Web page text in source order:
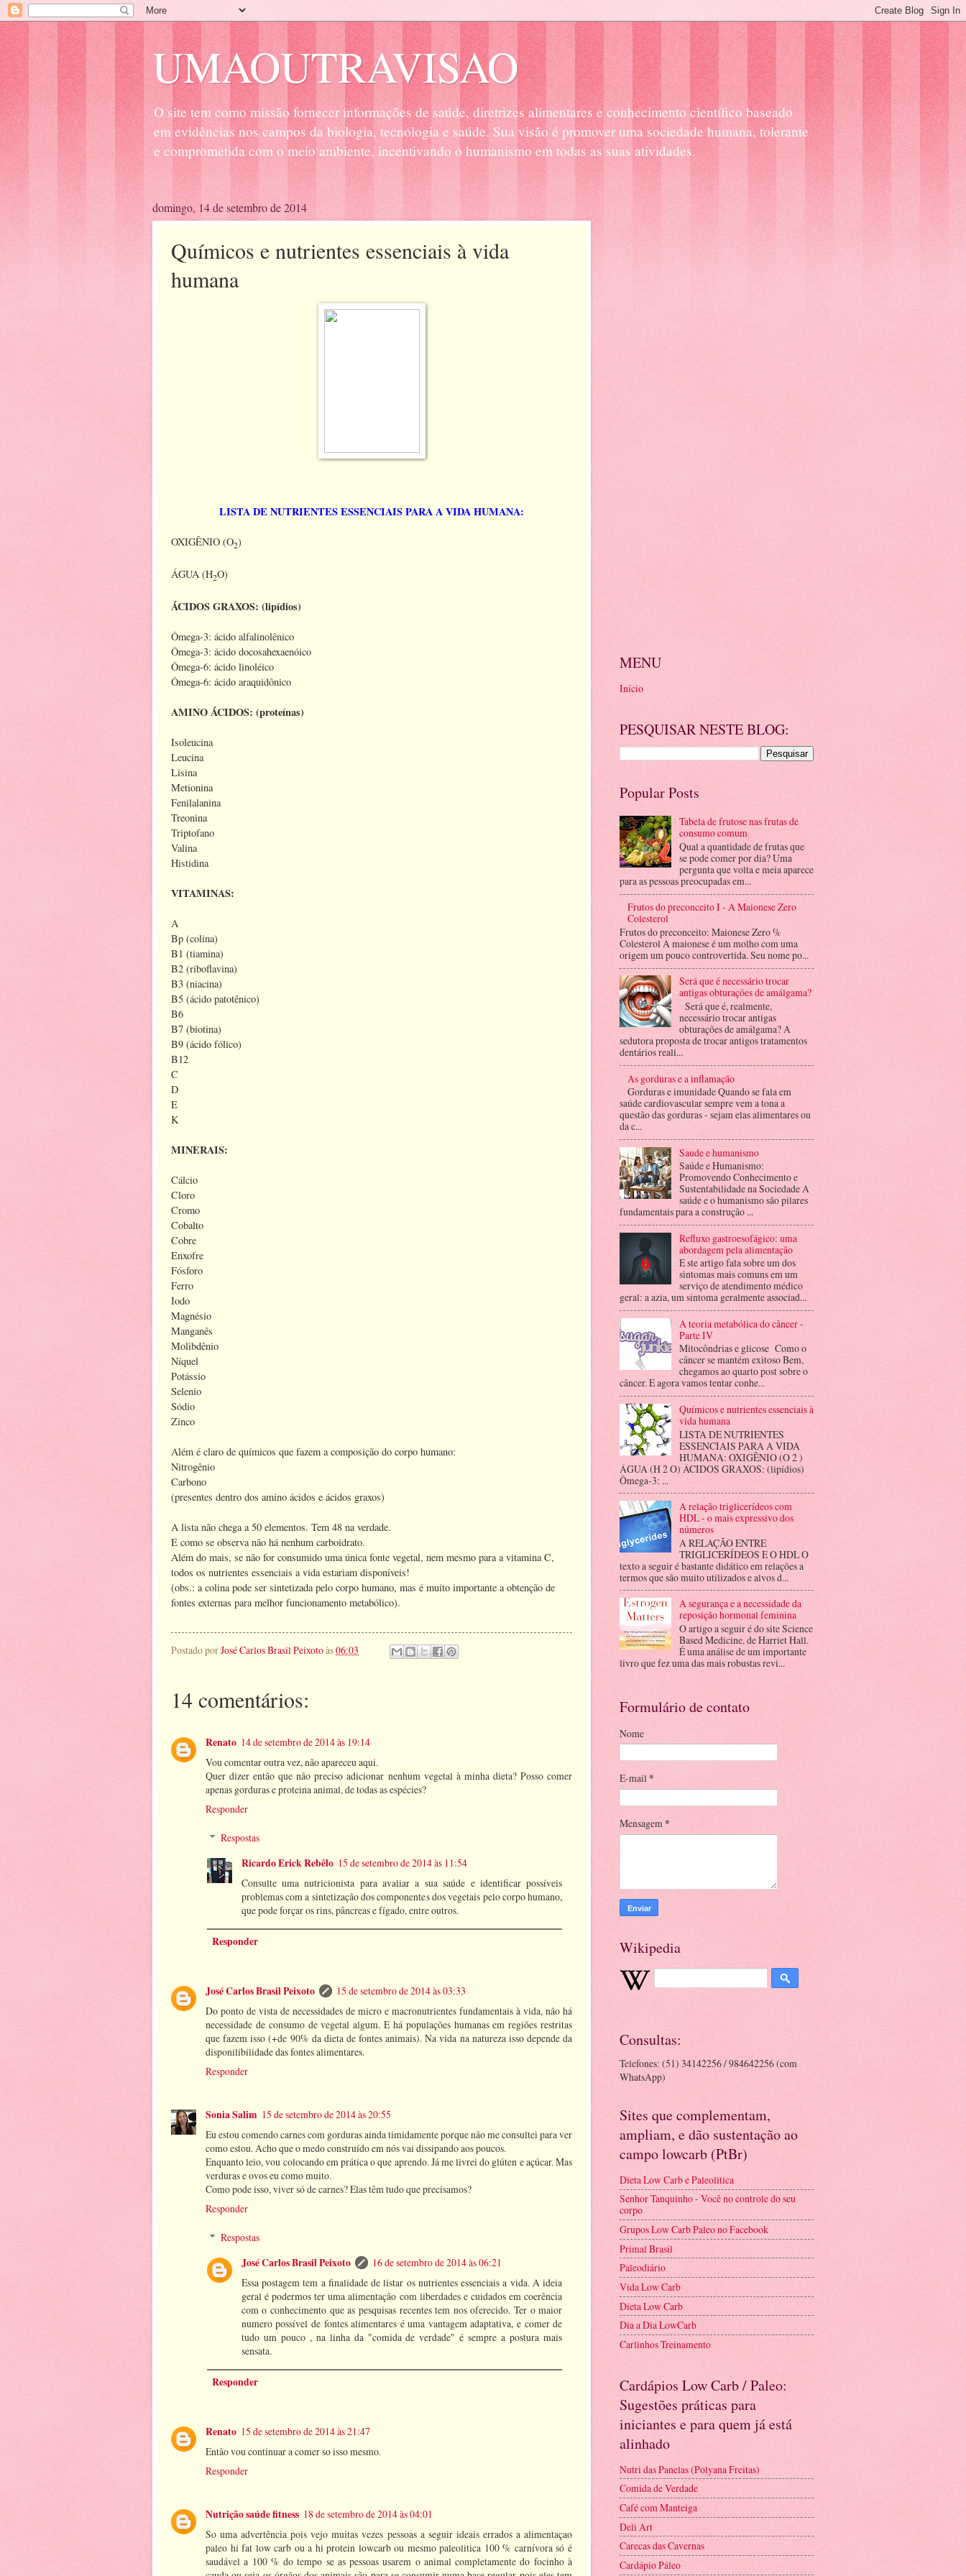
UMAOUTRAVISAO
O site tem como missão fornecer informações de saúde, diretrizes alimentares e conhecimento científico baseado
em evidências nos campos da biologia, tecnologia e saúde. Sua visão é promover uma sociedade humana, tolerante
e comprometida com o meio ambiente, incentivando o humanismo em todas as suas atividades.
domingo, 14 de setembro de 2014
Químicos e nutrientes essenciais à vida
humana
LISTA DE NUTRIENTES ESSENCIAIS PARA A VIDA HUMANA:
OXIGÊNIO (O2)
ÁGUA (H2O)
ÁCIDOS GRAXOS: (lipídios)
Ômega-3: ácido alfalinolênico
Ômega-3: ácido docosahexaenóico
Ômega-6: ácido linoléico
Ômega-6: ácido araquidônico
AMINO ÁCIDOS: (proteínas)
Isoleucina
Leucina
Lisina
Metionina
Fenilalanina
Treonina
Triptofano
Valina
Histidina
VITAMINAS:
A
Bp (colina)
B1 (tiamina)
B2 (riboflavina)
B3 (niacina)
B5 (ácido patotênico)
B6
B7 (biotina)
B9 (ácido fólico)
B12
C
D
E
K
MINERAIS:
Cálcio
Cloro
Cromo
Cobalto
Cobre
Enxofre
Fósforo
Ferro
Iodo
Magnésio
Manganês
Molibdênio
Níquel
Potássio
Selenio
Sódio
Zinco
Além é claro de químicos que fazem a composição do corpo humano:
Nitrogênio
Carbono
(presentes dentro dos amino ácidos e ácidos graxos)
A lista não chega a 50 elementos. Tem 48 na verdade.
E como se observa não há nenhum carboidrato.
Além do mais, se não for consumido uma única fonte vegetal, nem mesmo para a vitamina C,
todos os nutrientes essenciais a vida estariam disponíveis!
(obs.: a colina pode ser sintetizada pelo corpo humano, mas é muito importante a obtenção de
fontes externas para melhor funcionamento metabólico).
Postado porJosé Carlos Brasil Peixotoàs06:03
14 comentários:
Renato 14 de setembro de 2014 às 19:14
Vou comentar outra vez, não apareceu aqui.
Quer dizer então que não preciso adicionar nenhum vegetal à minha dieta? Posso comer
apenas gorduras e proteina animal, de todas as espécies?
Responder
Respostas
Ricardo Erick Rebêlo 15 de setembro de 2014 às 11:54
Consulte uma nutricionista para avaliar a sua saúde e identificar possíveis
problemas com a sintetização dos componentes dos vegetais pelo corpo humano,
que pode forçar os rins, pâncreas e fígado, entre outros.
Responder
José Carlos Brasil Peixoto
15 de setembro de 2014 às 03:33
Do ponto de vista de necessidades de micro e macronutrientes fundamentais à vida, não há
necessidade de consumo de vegetal algum. E há populações humanas em regiões restritas
que fazem isso (+de 90% da dieta de fontes animais). Na vida na natureza isso depende da
disponilibilidade das fontes alimentares.
Responder
Sonia Salim 15 de setembro de 2014 às 20:55
Eu estou comendo carnes com gorduras ainda timidamente porque não me consultei para ver
como estou. Acho que o medo construído em nós vai dissipando aos poucos.
Enquanto leio, vou colocando em prática o que aprendo. Já me livrei do glúten e açúcar. Mas
verduras e ovos eu como muito.
Como pode isso, viver só de carnes? Elas têm tudo que precisamos?
Responder
Respostas
José Carlos Brasil Peixoto
16 de setembro de 2014 às 06:21
Essa postagem tem a finalidade de listar os nutrientes essenciais a vida. A ideia
geral é podermos ter uma alimentação com liberdades e cuidados em coerência
com o conhecimento que as pesquisas recentes tem nos oferecido. Ter o maior
numero possível de fontes alimentares é uma vantagem adaptativa, e comer de
tudo um pouco , na linha da "comida de verdade" é sempre a postura mais
sensata.
Responder
Renato 15 de setembro de 2014 às 21:47
Então vou continuar a comer so isso mesmo.
Responder
Nutrição saúde fitness 18 de setembro de 2014 às 04:01
So uma advertência pois vejo muitas vezes pessoas a seguir ideais errados a alimentaçao
paleo hi fat low carb ou a hi protein lowcarb ou mesmo paleolitica 100 % carnívora só é
saudável a 100 % do tempo se as pessoas usarem o animal completamente do focinho à
MENU
Início
PESQUISAR NESTE BLOG:
Popular Posts
Tabela de frutose nas frutas de
consumo comum
Qual a quantidade de frutas que
se pode comer por dia? Uma
pergunta que volta e meia aparece
para as pessoas preocupadas em...
Frutos do preconceito I - A Maionese Zero
Colesterol
Frutos do preconceito: Maionese Zero %
Colesterol A maionese é um molho com uma
origem um pouco controvertida. Seu nome po...
Será que é necessário trocar
antigas obturações de amálgama?
Será que é, realmente,
necessário trocar antigas
obturações de amálgama? A
sedutora proposta de trocar antigos tratamentos
dentários reali...
As gorduras e a inflamação
Gorduras e imunidade Quando se fala em
saúde cardiovascular sempre vem a tona a
questão das gorduras - sejam elas alimentares ou
da c...
Saude e humanismo
Saúde e Humanismo:
Promovendo Conhecimento e
Sustentabilidade na Sociedade A
saúde e o humanismo são pilares
fundamentais para a construção ...
Refluxo gastroesofágico: uma
abordagem pela alimentação
E ste artigo fala sobre um dos
sintomas mais comuns em um
serviço de atendimento médico
geral: a azia, um sintoma geralmente associad...
A teoria metabólica do câncer -
Parte IV
Mitocôndrias e glicose Como o
câncer se mantém exitoso Bem,
chegamos ao quarto post sobre o
câncer. E agora vamos tentar conhe...
Químicos e nutrientes essenciais à
vida humana
LISTA DE NUTRIENTES
ESSENCIAIS PARA A VIDA
HUMANA: OXIGÊNIO (O 2 )
ÁGUA (H 2 O) ÁCIDOS GRAXOS: (lipídios)
Ômega-3: ...
A relação triglicerídeos com
HDL - o mais expressivo dos
números
A RELAÇÃO ENTRE
TRIGLICERÍDEOS E O HDL O
texto a seguir é bastante didático em relações a
termos que são muito utilizados e alvos d...
A segurança e a necessidade da
reposição hormonal feminina
O artigo a seguir é do site Science
Based Medicine, de Harriet Hall.
É uma análise de um importante
livro que fez uma das mais robustas revi...
Formulário de contato
Nome
E-mail *
Mensagem *
Wikipedia
Consultas:
Telefones: (51) 34142256 / 984642256 (com
WhatsApp)
Sites que complementam,
ampliam, e dão sustentação ao
campo lowcarb (PtBr)
Dieta Low Carb e Paleolitica
Senhor Tanquinho - Você no controle do seu
corpo
Grupos Low Carb Paleo no Facebook
Primal Brasil
Paleodiário
Vida Low Carb
Dieta Low Carb
Dia a Dia LowCarb
Carlinhos Treinamento
Cardápios Low Carb / Paleo:
Sugestões práticas para
iniciantes e para quem já está
alinhado
Nutri das Panelas (Polyana Freitas)
Comida de Verdade
Café com Manteiga
Deli Art
Carecas das Cavernas
Cardápio Páleo